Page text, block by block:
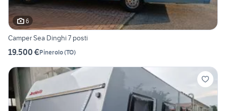
6
Camper Sea Dinghi 7 posti
19.500 €Pinerolo(TO)